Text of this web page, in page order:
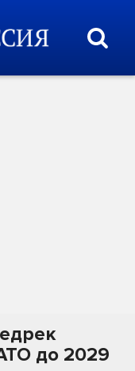
до 2029